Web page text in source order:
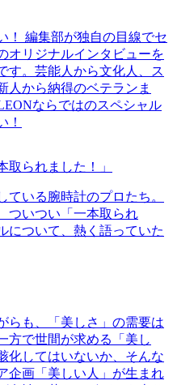
！ 編集部が独自の目線でセ
オリジナルインタビューを
す。芸能人から文化人、ス
人から納得のベテランま
ならではのスペシャル
！
取られました！」
いる腕時計のプロたち。
ついつい「一本取られ
について、熱く語っていた
らも、「美しさ」の需要は
方で世間が求める「美し
化してはいないか、そんな
企画「美しい人」が生まれ